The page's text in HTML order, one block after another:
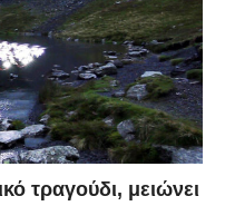
τραγούδι, μειώνει